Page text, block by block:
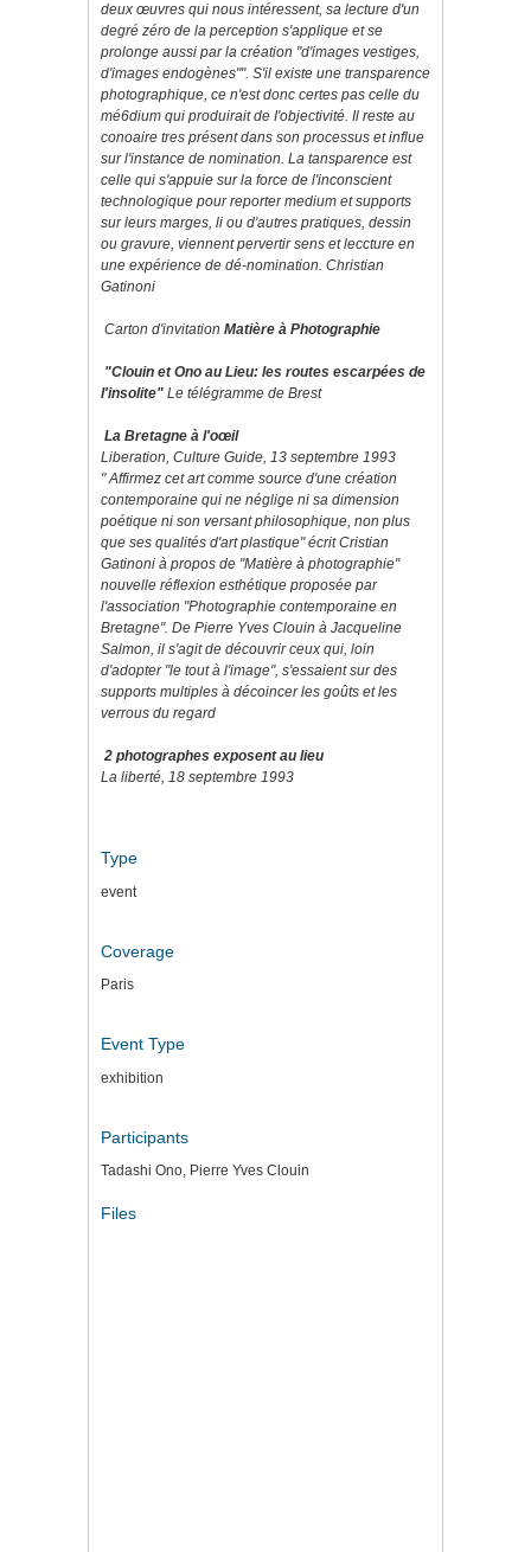
deux œuvres qui nous intéressent, sa lecture d'un
degré zéro de la perception s'applique et se
prolonge aussi par la création "d'images vestiges,
d'images endogènes"". S'il existe une transparence
photographique, ce n'est donc certes pas celle du
mé6dium qui produirait de I'objectivité. Il reste au
conoaire tres présent dans son processus et influe
sur l'instance de nomination. La tansparence est
celle qui s'appuie sur la force de l'inconscient
technologique pour reporter medium et supports
sur leurs marges, li ou d'autres pratiques, dessin
ou gravure, viennent pervertir sens et leccture en
une expérience de dé-nomination. Christian
Gatinoni
Carton d'invitation Matière à Photographie
"Clouin et Ono au Lieu: les routes escarpées de
l'insolite" Le télégramme de Brest
La Bretagne à l'oœil
Liberation, Culture Guide, 13 septembre 1993
" Affirmez cet art comme source d'une création
contemporaine qui ne néglige ni sa dimension
poétique ni son versant philosophique, non plus
que ses qualités d'art plastique" écrit Cristian
Gatinoni à propos de "Matière à photographie"
nouvelle réflexion esthétique proposée par
l'association "Photographie contemporaine en
Bretagne". De Pierre Yves Clouin à Jacqueline
Salmon, il s'agit de découvrir ceux qui, loin
d'adopter "le tout à l'image", s'essaient sur des
supports multiples à décoincer les goûts et les
verrous du regard
2 photographes exposent au lieu
La liberté, 18 septembre 1993
Type
event
Coverage
Paris
Event Type
exhibition
Participants
Tadashi Ono, Pierre Yves Clouin
Files